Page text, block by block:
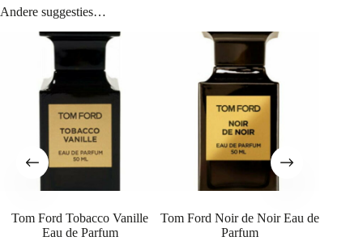
Andere suggesties…
Tom Ford Tobacco Vanille
Eau de Parfum
Tom Ford Noir de Noir Eau de
Parfum